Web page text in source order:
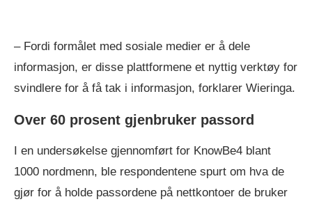
– Fordi formålet med sosiale medier er å dele
informasjon, er disse plattformene et nyttig verktøy for
svindlere for å få tak i informasjon, forklarer Wieringa.
Over 60 prosent gjenbruker passord
I en undersøkelse gjennomført for KnowBe4 blant
1000 nordmenn, ble respondentene spurt om hva de
gjør for å holde passordene på nettkontoer de bruker